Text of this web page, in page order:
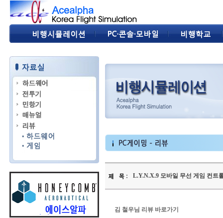
L.Y.N.X.9 모바일 무선 게임 컨트
김 철우님 리뷰 바로가기